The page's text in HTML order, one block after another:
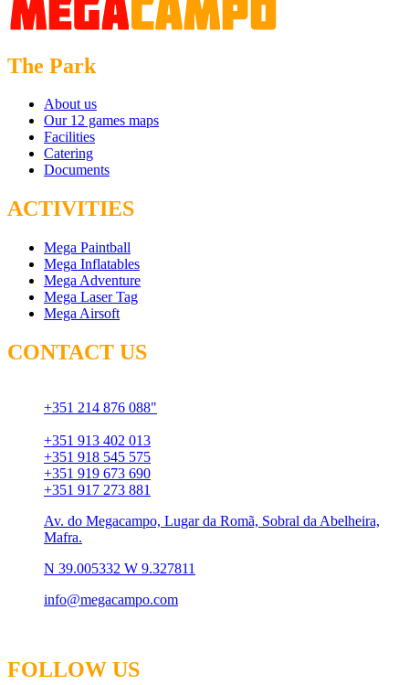
The Park
About us
Our 12 games maps
Facilities
Catering
Documents
ACTIVITIES
Mega Paintball
Mega Inflatables
Mega Adventure
Mega Laser Tag
Mega Airsoft
CONTACT US
+351 214 876 088"
+351 913 402 013
+351 918 545 575
+351 919 673 690
+351 917 273 881
Av. do Megacampo, Lugar da Romã, Sobral da Abelheira,
Mafra.
N 39.005332 W 9.327811
info@megacampo.com
FOLLOW US